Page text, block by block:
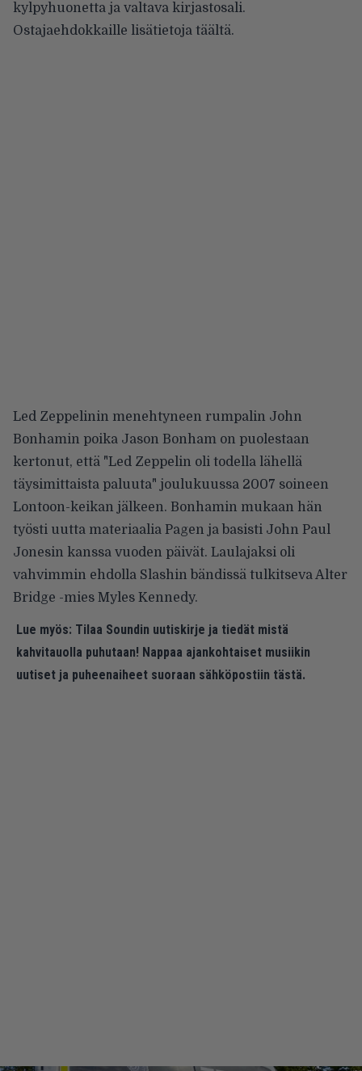
kylpyhuonetta ja valtava kirjastosali.
Ostajaehdokkaille lisätietoja täältä.
Led Zeppelinin menehtyneen rumpalin John
Bonhamin poika Jason Bonham on puolestaan
kertonut, että "Led Zeppelin oli todella lähellä
täysimittaista paluuta" joulukuussa 2007 soineen
Lontoon-keikan jälkeen. Bonhamin mukaan hän
työsti uutta materiaalia Pagen ja basisti John Paul
Jonesin kanssa vuoden päivät. Laulajaksi oli
vahvimmin ehdolla Slashin bändissä tulkitseva Alter
Bridge -mies Myles Kennedy.
Lue myös: Tilaa Soundin uutiskirje ja tiedät mistä
kahvitauolla puhutaan! Nappaa ajankohtaiset musiikin
uutiset ja puheenaiheet suoraan sähköpostiin tästä.